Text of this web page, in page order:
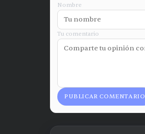
Nombre
Tu comentario
PUBLICAR COMENTARIO